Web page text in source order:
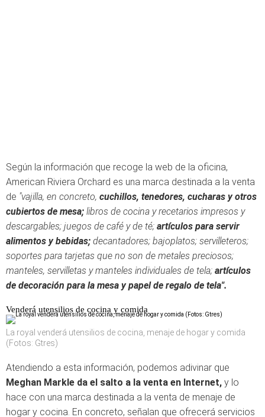
Según la información que recoge la web de la oficina,
American Riviera Orchard es una marca destinada a la venta
de "vajilla, en concreto, cuchillos, tenedores, cucharas y otros
cubiertos de mesa; libros de cocina y recetarios impresos y
descargables; juegos de café y de té; artículos para servir
alimentos y bebidas; decantadores; bajoplatos; servilleteros;
soportes para tarjetas que no son de metales preciosos;
manteles, servilletas y manteles individuales de tela; artículos
de decoración para la mesa y papel de regalo de tela".
Venderá utensilios de cocina y comida
La royal venderá utensilios de cocina, menaje de hogar y comida
(Fotos: Gtres)
Atendiendo a esta información, podemos adivinar que
Meghan Markle da el salto a la venta en Internet, y lo
hace con una marca destinada a la venta de menaje de
hogar y cocina. En concreto, señalan que ofrecerá servicios